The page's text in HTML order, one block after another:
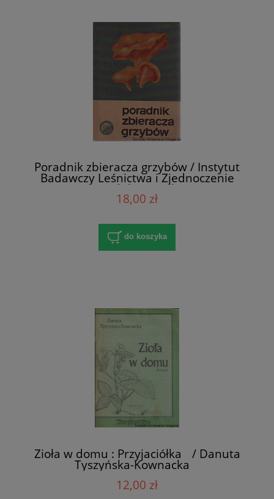
Poradnik zbieracza grzybów / Instytut
Badawczy Leśnictwa i Zjednoczenie
Leśnej Produkcji Niedrzewnej
18,00 zł
do koszyka
Zioła w domu : Przyjaciółka / Danuta
Tyszyńska-Kownacka
12,00 zł